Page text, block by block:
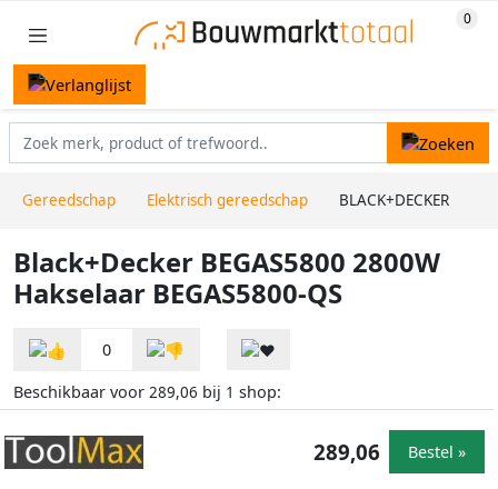
Gereedschap Elektrisch gereedschap BLACK+DECKER
Black+Decker BEGAS5800 2800W
Hakselaar BEGAS5800-QS
0
Beschikbaar voor 289,06 bij 1 shop:
289,06 Bestel »